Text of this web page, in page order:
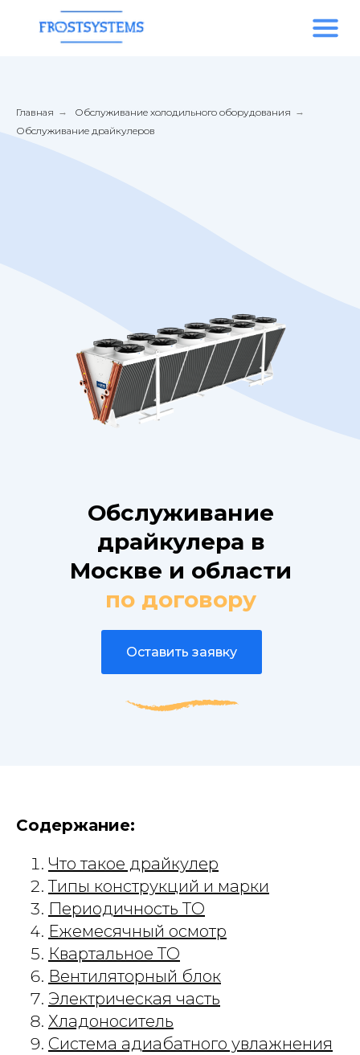
Главная → Обслуживание холодильного оборудования →
Обслуживание драйкулеров
Обслуживание
драйкулера в
Москве и области
по договору
Оставить заявку
Содержание:
Что такое драйкулер
Типы конструкций и марки
Периодичность ТО
Ежемесячный осмотр
Квартальное ТО
Вентиляторный блок
Электрическая часть
Хладоноситель
Система адиабатного увлажнения